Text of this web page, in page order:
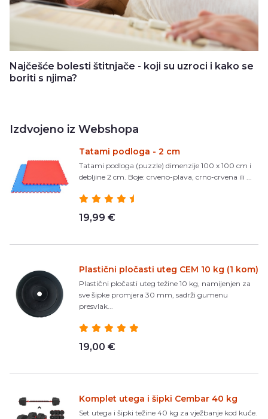
Najčešće bolesti štitnjače - koji su uzroci i kako se
boriti s njima?
Izdvojeno iz Webshopa
Tatami podloga - 2 cm
Tatami podloga (puzzle) dimenzije 100 x 100 cm i
debljine 2 cm. Boje: crveno-plava, crno-crvena ili ...
19,99 €
Plastični pločasti uteg CEM 10 kg (1 kom)
Plastični pločasti uteg težine 10 kg, namijenjen za
sve šipke promjera 30 mm, sadrži gumenu
presvlak...
19,00 €
Komplet utega i šipki Cembar 40 kg
Set utega i šipki težine 40 kg za vježbanje kod kuće.